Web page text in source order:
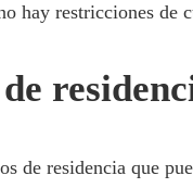
hay restricciones
de residencia que